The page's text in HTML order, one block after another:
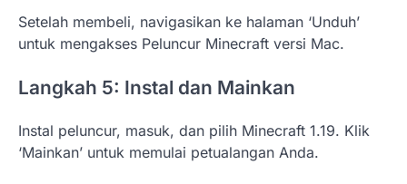
Setelah membeli, navigasikan ke halaman ‘Unduh’
untuk mengakses Peluncur Minecraft versi Mac.
Langkah 5: Instal dan Mainkan
Instal peluncur, masuk, dan pilih Minecraft 1.19. Klik
‘Mainkan’ untuk memulai petualangan Anda.